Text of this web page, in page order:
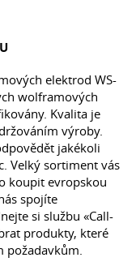
elektrod WS-
wolframových
Kvalita je
výroby.
jakékoli
Velký sortiment vás
koupit evropskou
spojíte
si službu «Call-
produkty, které
požadavkům.